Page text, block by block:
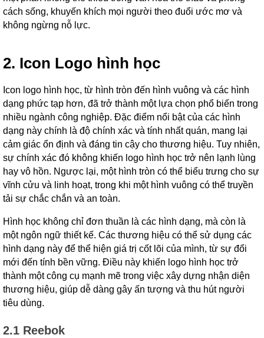
cách sống, khuyến khích mọi người theo đuổi ước mơ và
không ngừng nỗ lực.
2. Icon Logo hình học
Icon logo hình học, từ hình tròn đến hình vuông và các hình
dạng phức tạp hơn, đã trở thành một lựa chọn phổ biến trong
nhiều ngành công nghiệp. Đặc điểm nổi bật của các hình
dạng này chính là độ chính xác và tính nhất quán, mang lại
cảm giác ổn định và đáng tin cậy cho thương hiệu. Tuy nhiên,
sự chính xác đó không khiến logo hình học trở nên lạnh lùng
hay vô hồn. Ngược lại, một hình tròn có thể biểu trưng cho sự
vĩnh cửu và linh hoạt, trong khi một hình vuông có thể truyền
tải sự chắc chắn và an toàn.
Hình học không chỉ đơn thuần là các hình dạng, mà còn là
một ngôn ngữ thiết kế. Các thương hiệu có thể sử dụng các
hình dạng này để thể hiện giá trị cốt lõi của mình, từ sự đổi
mới đến tính bền vững. Điều này khiến logo hình học trở
thành một công cụ mạnh mẽ trong việc xây dựng nhận diện
thương hiệu, giúp dễ dàng gây ấn tượng và thu hút người
tiêu dùng.
2.1 Reebok